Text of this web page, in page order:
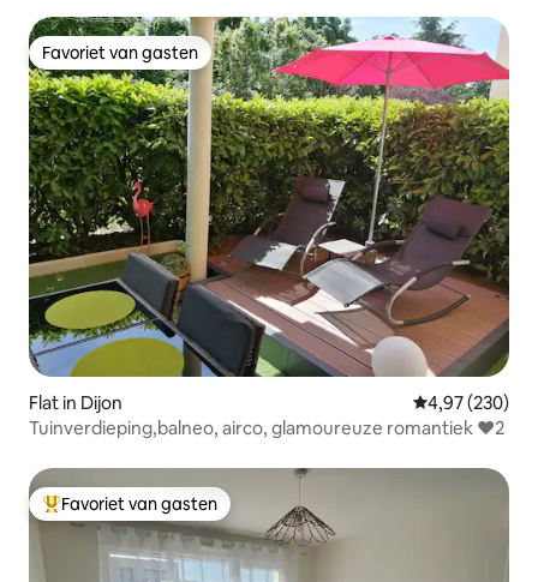
Favoriet van gasten
Favoriet van gasten
Flat in Dijon Gemiddelde
4,97 (230)
Tuinverdieping,balneo, airco, glamoureuze romantiek ❤️2
Topfavoriet van gasten
Favoriet van gasten